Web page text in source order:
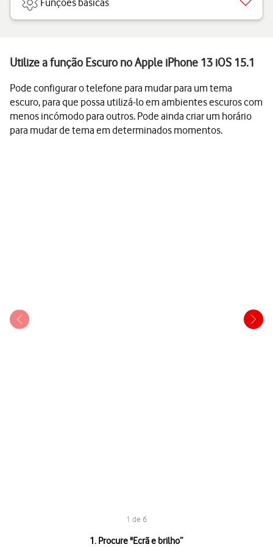
Funções básicas
Utilize a função Escuro no Apple iPhone 13 iOS 15.1
Pode configurar o telefone para mudar para um tema
escuro, para que possa utilizá-lo em ambientes escuros com
menos incómodo para outros. Pode ainda criar um horário
para mudar de tema em determinados momentos.
1 de 6
1. Procure "Ecrã e brilho”